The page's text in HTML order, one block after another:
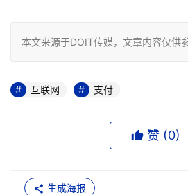
本文来源于DOIT传媒，文章内容仅供
互联网 支付
赞 (0)
生成海报